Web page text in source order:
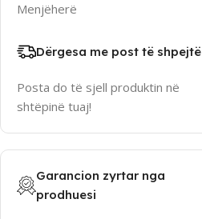
Menjëherë
Dërgesa me post të shpejtë
Posta do të sjell produktin në
shtëpinë tuaj!
Garancion zyrtar nga
prodhuesi